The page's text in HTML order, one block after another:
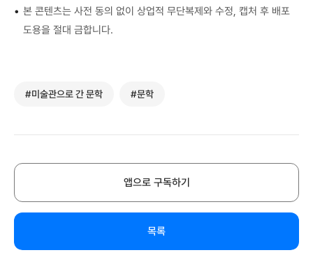
• 본 콘텐츠는 사전 동의 없이 상업적 무단복제와 수정, 캡처 후 배포
도용을 절대 금합니다.
#미술관으로 간 문학 #문학
앱으로 구독하기
목록